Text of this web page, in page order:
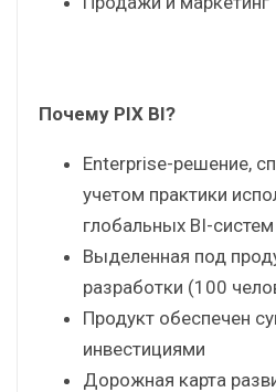
Почему PIX BI?
Enterprise-решение,
учетом практики